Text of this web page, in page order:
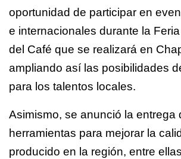
oportunidad de participar en
e internacionales durante la
del Café que se realizará en
ampliando así las posibilidades
para los talentos locales.
Asimismo, se anunció la entrega
herramientas para mejorar la
producido en la región, entre